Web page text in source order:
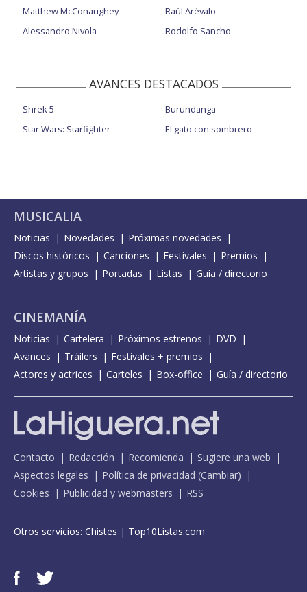
Matthew McConaughey
Alessandro Nivola
Raúl Arévalo
Rodolfo Sancho
AVANCES DESTACADOS
Shrek 5
Star Wars: Starfighter
Burundanga
El gato con sombrero
MUSICALIA
Noticias Novedades
Próximas novedades
Discos históricos
Canciones Festivales
Premios
Artistas y grupos
Portadas Listas Guía / directorio
CINEMANÍA
Noticias Cartelera Próximos estrenos
DVD
Avances
Tráilers
Festivales + premios
Actores y actrices
Carteles Box-office Guía / directorio
Contacto Redacción Recomienda
Sugiere una web
Aspectos legales
Política de privacidad (Cambiar)
Cookies
Publicidad y webmasters RSS
Otros servicios: Chistes | Top10Listas.com